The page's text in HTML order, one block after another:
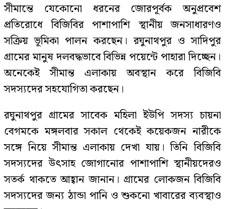
সীমান্তে যেকোনো ধরনের জোরপূর্বক অনুপ্রবেশ
প্রতিরোধে বিজিবির পাশাপাশি স্থানীয় জনসাধারণও
সক্রিয় ভূমিকা পালন করছেন। রঘুনাথপুর ও সাদিপুর
গ্রামের মানুষ দলবদ্ধভাবে বিভিন্ন পয়েন্টে পাহারা দিচ্ছেন।
অনেকেই সীমান্ত এলাকায় অবস্থান করে বিজিবি
সদস্যদের সহযোগিতা করছেন।
রঘুনাথপুর গ্রামের সাবেক মহিলা ইউপি সদস্য চায়না
বেগমকে মঙ্গলবার সকাল থেকেই কয়েকজন নারীকে
সঙ্গে নিয়ে সীমান্ত এলাকায় দেখা যায়। তিনি বিজিবি
সদস্যদের উৎসাহ জোগানোর পাশাপাশি স্থানীয়দেরও
সতর্ক থাকতে আহ্বান জানান। গ্রামের লোকজন বিজিবি
সদস্যদের জন্য ঠান্ডা পানি ও শুকনো খাবারের ব্যবস্থাও